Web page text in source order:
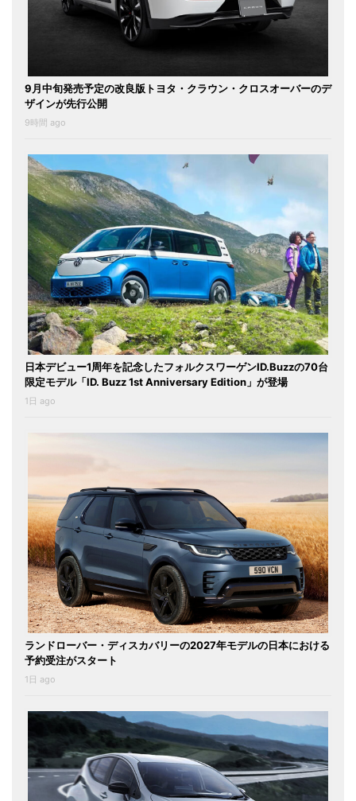
9月中旬発売予定の改良版トヨタ・クラウン・クロスオーバーのデ
ザインが先行公開
9時間 ago
日本デビュー1周年を記念したフォルクスワーゲンID.Buzzの70台
限定モデル「ID. Buzz 1st Anniversary Edition」が登場
1日 ago
ランドローバー・ディスカバリーの2027年モデルの日本における
予約受注がスタート
1日 ago